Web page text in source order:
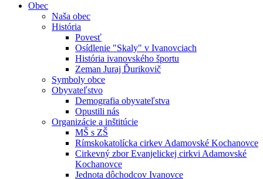
Obec
Naša obec
História
Povesť
Osídlenie "Skaly" v Ivanovciach
História ivanovského športu
Zeman Juraj Ďurikovič
Symboly obce
Obyvateľstvo
Demografia obyvateľstva
Opustili nás
Organizácie a inštitúcie
MŠ s ZŠ
Rímskokatolícka cirkev Adamovské Kochanovce
Cirkevný zbor Evanjelickej cirkvi Adamovské
Kochanovce
Jednota dôchodcov Ivanovce